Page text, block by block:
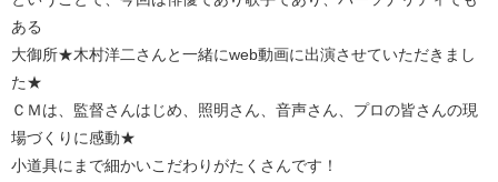
ある
大御所★木村洋二さんと一緒にweb動画に出演させていただきまし
た★
ＣＭは、監督さんはじめ、照明さん、音声さん、プロの皆さんの現
場づくりに感動★
小道具にまで細かいこだわりがたくさんです！